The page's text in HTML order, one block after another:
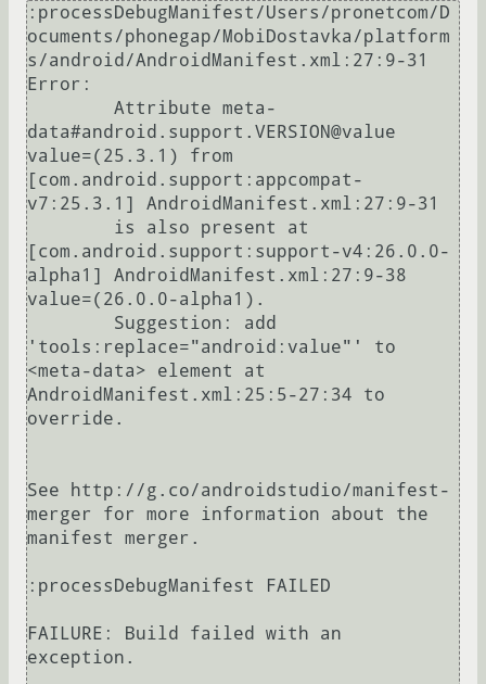
:processDebugManifest/Users/pronetcom/D
ocuments/phonegap/MobiDostavka/platform
s/android/AndroidManifest.xml:27:9-31
Error:
data#android.support.VERSION@value
value=(25.3.1) from
[com.android.support:appcompat-
v7:25.3.1] AndroidManifest.xml:27:9-31
[com.android.support:support-v4:26.0.0-
alpha1] AndroidManifest.xml:27:9-38
value=(26.0.0-alpha1).
'tools:replace="android:value"' to
<meta-data> element at
AndroidManifest.xml:25:5-27:34 to
override.
See http://g.co/androidstudio/manifest-
merger for more information about the
manifest merger.
:processDebugManifest FAILED
FAILURE: Build failed with an
exception.